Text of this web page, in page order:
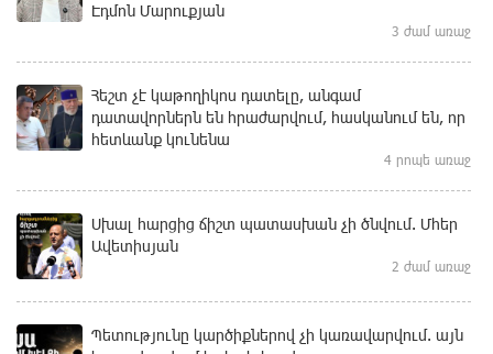
Էդմոն Մարուքյան
3 ժամ առաջ
Հեշտ չէ կաթողիկոս դատելը, անգամ
դատավորներն են հրաժարվում, հասկանում են, որ
հետևանք կունենա
4 րոպե առաջ
Սխալ հարցից ճիշտ պատասխան չի ծնվում. Մհեր
Ավետիսյան
2 ժամ առաջ
Պետությունը կարծիքներով չի կառավարվում. այն